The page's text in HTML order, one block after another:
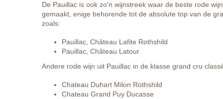
De Pauillac is ook zo'n wijnstreek waar de beste rode
gemaakt, enige behorende tot de absolute top van de
zoals:
Pauillac, Château Lafite Rothshild
Pauillac, Château Latour
Andere rode wijn uit Pauillac in de klasse grand cru
Chateau Duhart Milon Rothshild
Chateau Grand Puy Ducasse